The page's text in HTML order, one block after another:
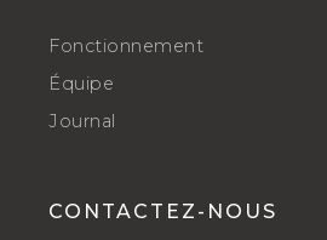
Fonctionnement
Équipe
Journal
CONTACTEZ-NOUS